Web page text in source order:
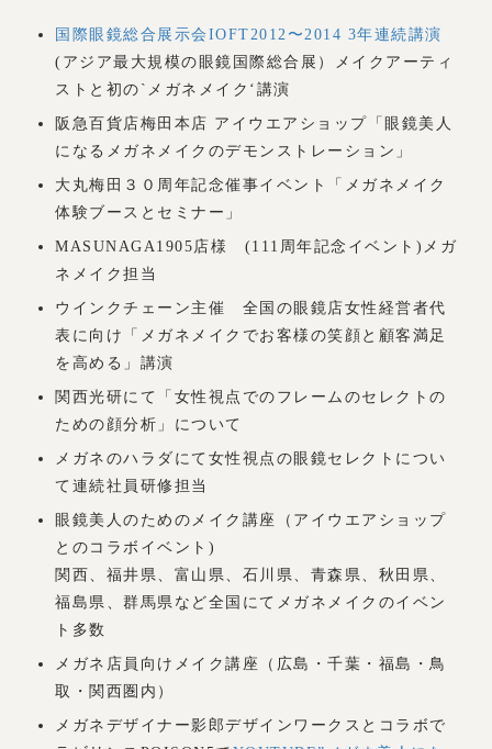
国際眼鏡総合展示会IOFT2012〜2014 3年連続講演
(アジア最大規模の眼鏡国際総合展）メイクアーティ
ストと初の`メガネメイク‘講演
阪急百貨店梅田本店 アイウエアショップ「眼鏡美人
になるメガネメイクのデモンストレーション」
大丸梅田３０周年記念催事イベント「メガネメイク
体験ブースとセミナー」
MASUNAGA1905店様 (111周年記念イベント)メガ
ネメイク担当
ウインクチェーン主催 全国の眼鏡店女性経営者代
表に向け「メガネメイクでお客様の笑顔と顧客満足
を高める」講演
関西光研にて「女性視点でのフレームのセレクトの
ための顔分析」について
メガネのハラダにて女性視点の眼鏡セレクトについ
て連続社員研修担当
眼鏡美人のためのメイク講座（アイウエアショップ
とのコラボイベント)
関西、福井県、富山県、石川県、青森県、秋田県、
福島県、群馬県など全国にてメガネメイクのイベン
ト多数
メガネ店員向けメイク講座（広島・千葉・福島・鳥
取・関西圏内）
メガネデザイナー影郎デザインワークスとコラボで